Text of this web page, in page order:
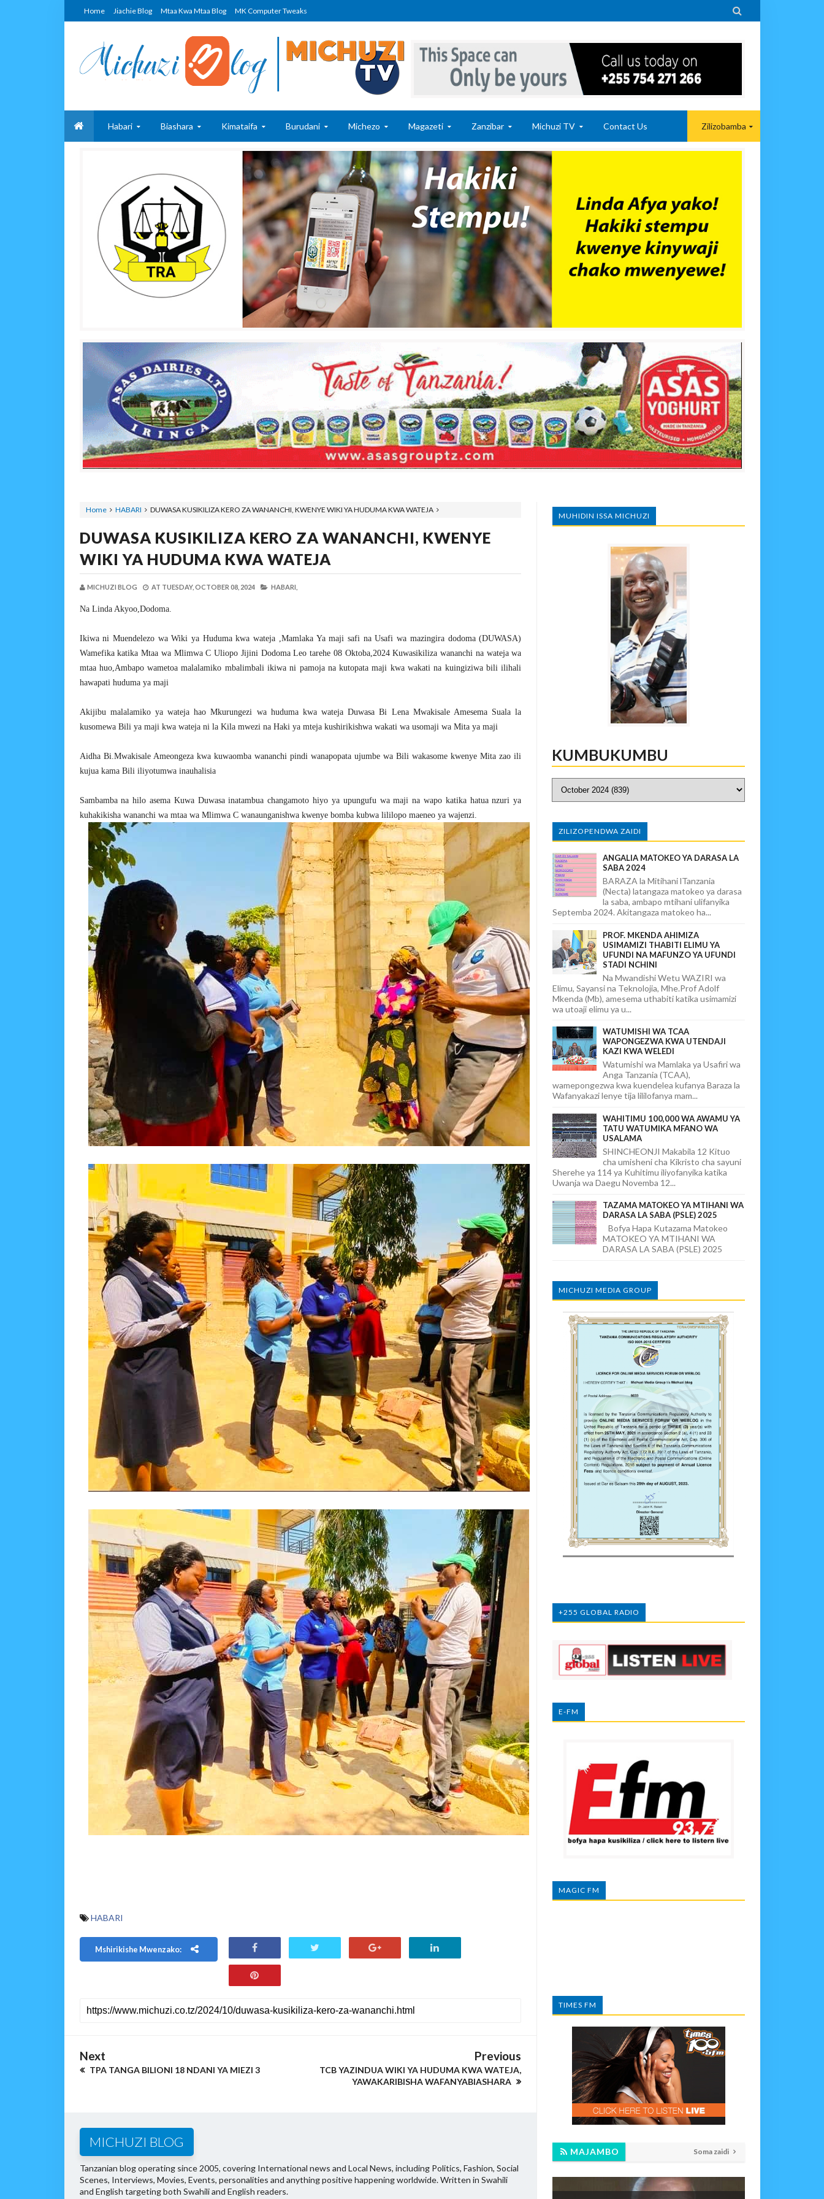
Home Jiachie Blog Mtaa Kwa Mtaa Blog MK Computer Tweaks 
Habari Biashara Kimataifa Burudani Michezo Magazeti Zanzibar Michuzi TV Contact Us Zilizobamba
Home HABARI DUWASA KUSIKILIZA KERO ZA WANANCHI, KWENYE WIKI YA HUDUMA KWA WATEJA
DUWASA KUSIKILIZA KERO ZA WANANCHI, KWENYE
WIKI YA HUDUMA KWA WATEJA
MICHUZI BLOG AT TUESDAY, OCTOBER 08, 2024 HABARI,
Na Linda Akyoo,Dodoma.
Ikiwa ni Muendelezo wa Wiki ya Huduma kwa wateja ,Mamlaka Ya maji safi na Usafi wa mazingira dodoma (DUWASA)
Wamefika katika Mtaa wa Mlimwa C Uliopo Jijini Dodoma Leo tarehe 08 Oktoba,2024 Kuwasikiliza wananchi na wateja wa
mtaa huo,Ambapo wametoa malalamiko mbalimbali ikiwa ni pamoja na kutopata maji kwa wakati na kuingiziwa bili ilihali
hawapati huduma ya maji
Akijibu malalamiko ya wateja hao Mkurungezi wa huduma kwa wateja Duwasa Bi Lena Mwakisale Amesema Suala la
kusomewa Bili ya maji kwa wateja ni la Kila mwezi na Haki ya mteja kushirikishwa wakati wa usomaji wa Mita ya maji
Aidha Bi.Mwakisale Ameongeza kwa kuwaomba wananchi pindi wanapopata ujumbe wa Bili wakasome kwenye Mita zao ili
kujua kama Bili iliyotumwa inauhalisia
Sambamba na hilo asema Kuwa Duwasa inatambua changamoto hiyo ya upungufu wa maji na wapo katika hatua nzuri ya
kuhakikisha wananchi wa mtaa wa Mlimwa C wanaunganishwa kwenye bomba kubwa lililopo maeneo ya wajenzi.
HABARI
Mshirikishe Mwenzako:
Next
TPA TANGA BILIONI 18 NDANI YA MIEZI 3
Previous
TCB YAZINDUA WIKI YA HUDUMA KWA WATEJA,
YAWAKARIBISHA WAFANYABIASHARA
MICHUZI BLOG
Tanzanian blog operating since 2005, covering International news and Local News, including Politics, Fashion, Social
Scenes, Interviews, Movies, Events, personalities and anything positive happening worldwide. Written in Swahili
and English targeting both Swahili and English readers.
MUHIDIN ISSA MICHUZI
KUMBUKUMBU
ZILIZOPENDWA ZAIDI
ANGALIA MATOKEO YA DARASA LA
SABA 2024
BARAZA la Mitihani lTanzania
(Necta) latangaza matokeo ya darasa
la saba, ambapo mtihani ulifanyika
Septemba 2024. Akitangaza matokeo ha...
PROF. MKENDA AHIMIZA
USIMAMIZI THABITI ELIMU YA
UFUNDI NA MAFUNZO YA UFUNDI
STADI NCHINI
Na Mwandishi Wetu WAZIRI wa
Elimu, Sayansi na Teknolojia, Mhe.Prof Adolf
Mkenda (Mb), amesema uthabiti katika usimamizi
wa utoaji elimu ya u...
WATUMISHI WA TCAA
WAPONGEZWA KWA UTENDAJI
KAZI KWA WELEDI
Watumishi wa Mamlaka ya Usafiri wa
Anga Tanzania (TCAA),
wamepongezwa kwa kuendelea kufanya Baraza la
Wafanyakazi lenye tija lililofanya mam...
WAHITIMU 100,000 WA AWAMU YA
TATU WATUMIKA MFANO WA
USALAMA
SHINCHEONJI Makabila 12 Kituo
cha umisheni cha Kikristo cha sayuni
Sherehe ya 114 ya Kuhitimu iliyofanyika katika
Uwanja wa Daegu Novemba 12...
TAZAMA MATOKEO YA MTIHANI WA
DARASA LA SABA (PSLE) 2025
Bofya Hapa Kutazama Matokeo
MATOKEO YA MTIHANI WA
DARASA LA SABA (PSLE) 2025
MICHUZI MEDIA GROUP
+255 GLOBAL RADIO
E-FM
MAGIC FM
TIMES FM
MAJAMBO Soma zaidi